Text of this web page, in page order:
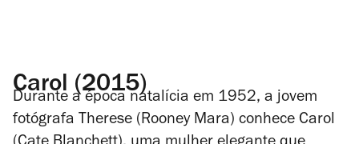
Carol (2015)
Durante a época natalícia em 1952, a jovem
fotógrafa Therese (Rooney Mara) conhece Carol